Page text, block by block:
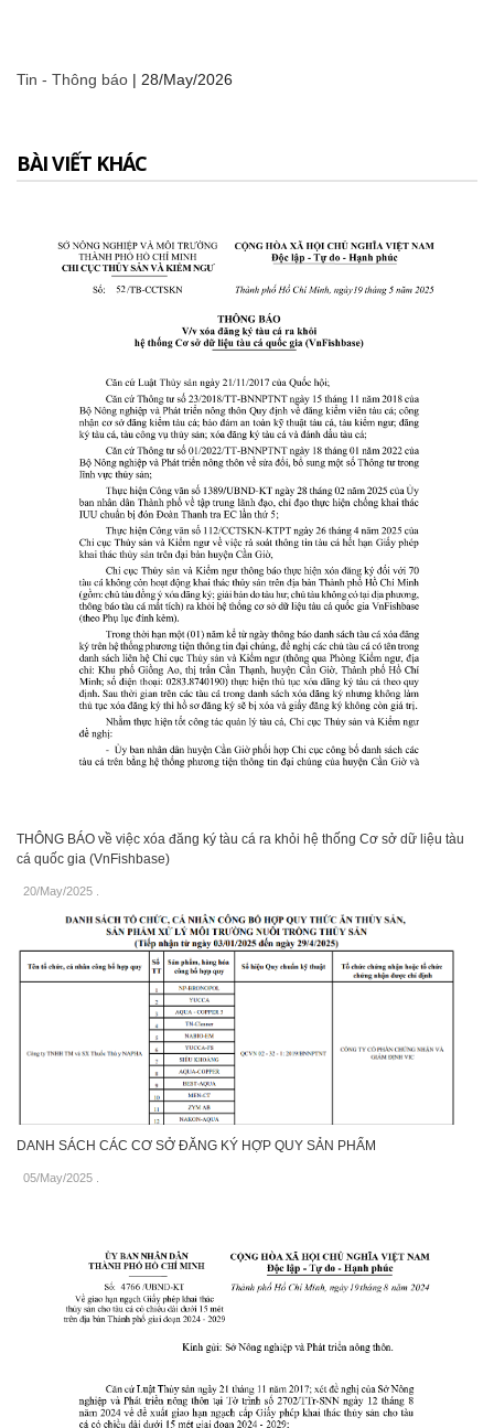
Tin - Thông báo | 28/May/2026
BÀI VIẾT KHÁC
THÔNG BÁO về việc xóa đăng ký tàu cá ra khỏi hệ thống Cơ sở dữ liệu tàu
cá quốc gia (VnFishbase)
20/May/2025 .
DANH SÁCH CÁC CƠ SỞ ĐĂNG KÝ HỢP QUY SẢN PHẨM
05/May/2025